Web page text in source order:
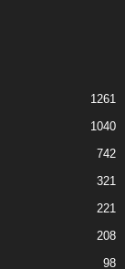
1261
1040
742
321
221
208
98